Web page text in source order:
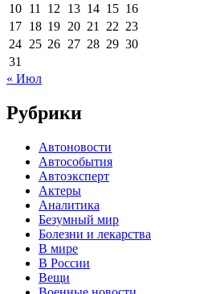
10 11 12 13 14 15 16
17 18 19 20 21 22 23
24 25 26 27 28 29 30
31
« Июл
Рубрики
Автоновости
Автособытия
Автоэксперт
Актеры
Аналитика
Безумный мир
Болезни и лекарства
В мире
В России
Вещи